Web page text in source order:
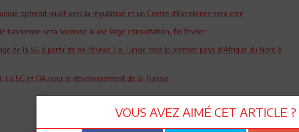
opterait pluôt vers la régulation et un Centre d'Excellence sera créé
tunisienne sera soumise à une large consultation, fin février
de la 5G à partir de mi-février. La Tunsie sera le premier pays d'Afrique du Nord à
La 5G et l’IA pour le développement de la Tunisie
VOUS AVEZ AIMÉ CET ARTICLE ?